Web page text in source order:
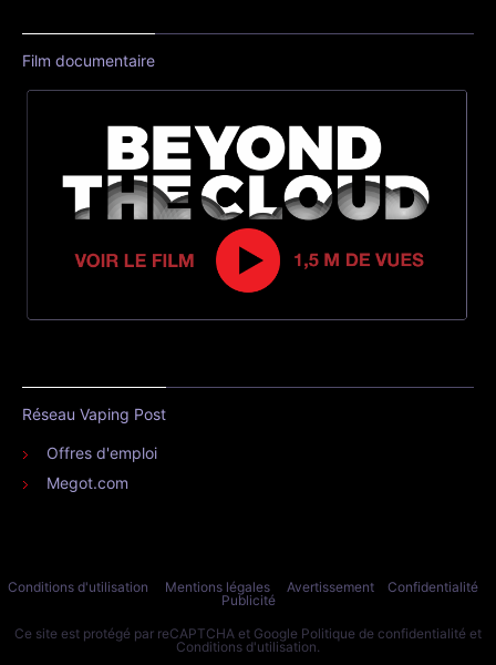
Film documentaire
Réseau Vaping Post
Offres d'emploi
Megot.com
Conditions d'utilisation Mentions légales Avertissement
Confidentialité
Publicité
Ce site est protégé par reCAPTCHA et Google Politique de confidentialité et
Conditions d'utilisation.